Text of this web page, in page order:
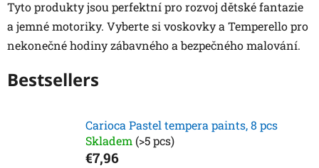
Tyto produkty jsou perfektní pro rozvoj dětské fantazie
a jemné motoriky. Vyberte si voskovky a Temperello pro
nekonečné hodiny zábavného a bezpečného malování.
Bestsellers
Carioca Pastel tempera paints, 8 pcs
Skladem (>5 pcs)
€7,96